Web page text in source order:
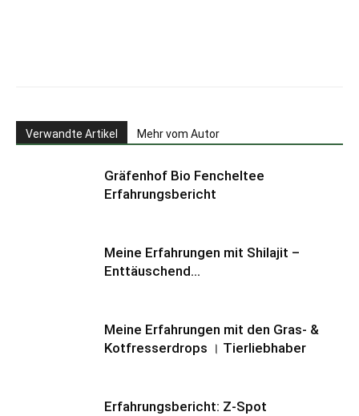
Verwandte Artikel Mehr vom Autor
Gräfenhof Bio Fencheltee
Erfahrungsbericht
Meine Erfahrungen mit Shilajit –
Enttäuschend…
Meine Erfahrungen mit den Gras- &
Kotfresserdrops । Tierliebhaber
Erfahrungsbericht: Z-Spot